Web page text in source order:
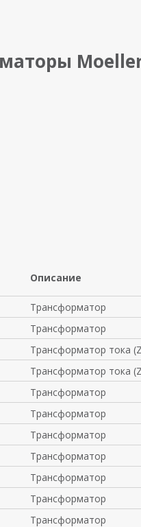
Описание
Трансформатор
Трансформатор
Трансформатор тока
Трансформатор тока
Трансформатор
Трансформатор
Трансформатор
Трансформатор
Трансформатор
Трансформатор
Трансформатор